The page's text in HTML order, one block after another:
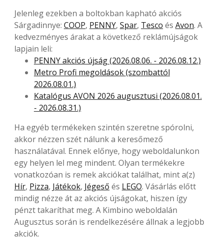
Jelenleg ezekben a boltokban kapható akciós
Sárgadinnye: COOP, PENNY, Spar, Tesco és Avon. A
kedvezményes árakat a következő reklámújságok
lapjain leli:
PENNY akciós újság (2026.08.06. - 2026.08.12.)
Metro Profi megoldások (szombattól
2026.08.01.)
Katalógus AVON 2026 augusztusi (2026.08.01.
- 2026.08.31.)
Ha egyéb termékeken szintén szeretne spórolni,
akkor nézzen szét nálunk a keresőmező
használatával. Ennek előnye, hogy weboldalunkon
egy helyen lel meg mindent. Olyan termékekre
vonatkozóan is remek akciókat találhat, mint a(z)
Hír, Pizza, Játékok, Jégeső és LEGO. Vásárlás előtt
mindig nézze át az akciós újságokat, hiszen így
pénzt takaríthat meg. A Kimbino weboldalán
Augusztus során is rendelkezésére állnak a legjobb
akciók.